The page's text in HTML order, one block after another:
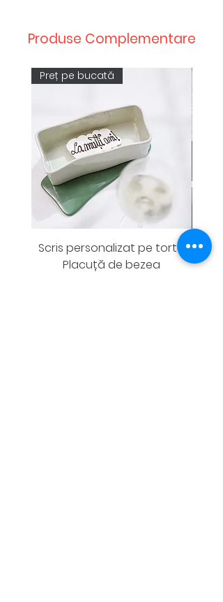
Produse Complementare
Preț pe bucată
Scris personalizat pe tort -
Placuță de bezea